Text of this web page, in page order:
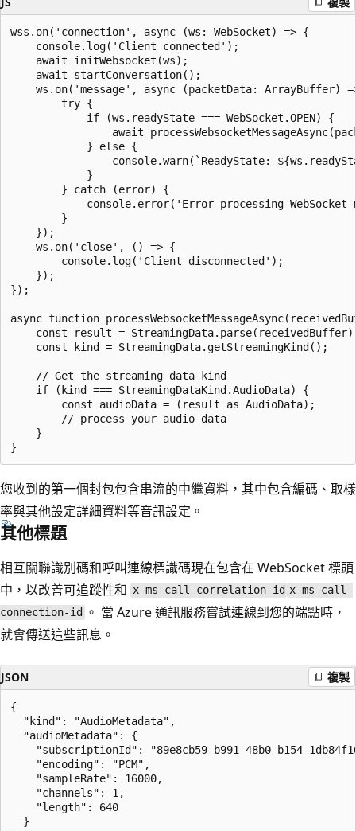
wss.on('connection', async (ws: WebSocket) => {
});
async function
您收到的第一個封包包含串流的中繼資料，其中包含編碼、取樣
率與其他設定詳細資料等音訊設定。
其他標題
相互關聯識別碼和呼叫連線標識碼現在包含在 WebSocket 標頭
中，以改善可追蹤性和 x-ms-call-correlation-id x-ms-call-
connection-id
。 當 Azure 通訊服務嘗試連線到您的端點時，
就會傳送這些訊息。
JSON 複製
{
  "kind": "AudioMetadata",
  "audioMetadata": {
"subscriptionId": "89e8cb59-b991-48b0-b154-
    "encoding": "PCM",
    "sampleRate": 16000,
    "channels": 1,
    "length": 640
  }